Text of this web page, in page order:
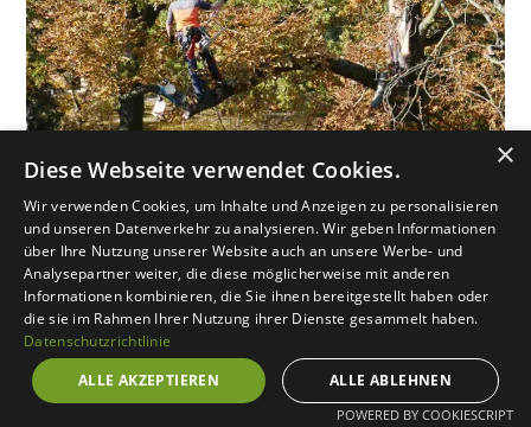
Unsere Baumdienstleistungen
Für Privatkunden,
Hausverwaltungen und
Geschäftskunden
Wir bieten umfassende Baumdienstleistungen für
×
Diese Webseite verwendet Cookies.
Wir verwenden Cookies, um Inhalte und Anzeigen zu personalisieren
und unseren Datenverkehr zu analysieren. Wir geben Informationen
über Ihre Nutzung unserer Website auch an unsere Werbe- und
Analysepartner weiter, die diese möglicherweise mit anderen
Informationen kombinieren, die Sie ihnen bereitgestellt haben oder
die sie im Rahmen Ihrer Nutzung ihrer Dienste gesammelt haben.
Datenschutzrichtlinie
ALLE AKZEPTIEREN
ALLE ABLEHNEN
POWERED BY COOKIESCRIPT